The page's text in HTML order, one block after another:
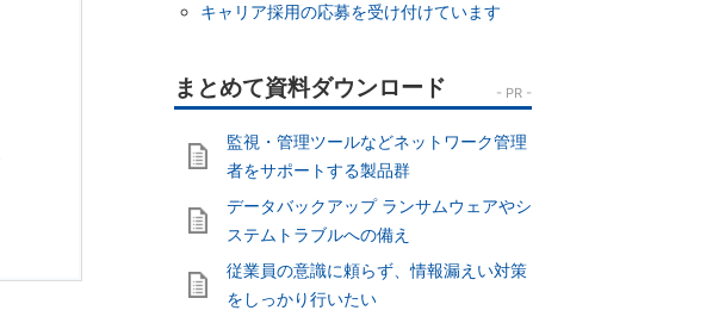
キャリア採用の応募を受け付けています
監視・管理ツールなどネットワーク管理
者をサポートする製品群
データバックアップ ランサムウェアやシ
ステムトラブルへの備え
従業員の意識に頼らず、情報漏えい対策
をしっかり行いたい